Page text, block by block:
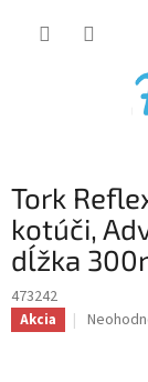
Tork
kotúči,
dĺžka
473242
Akcia